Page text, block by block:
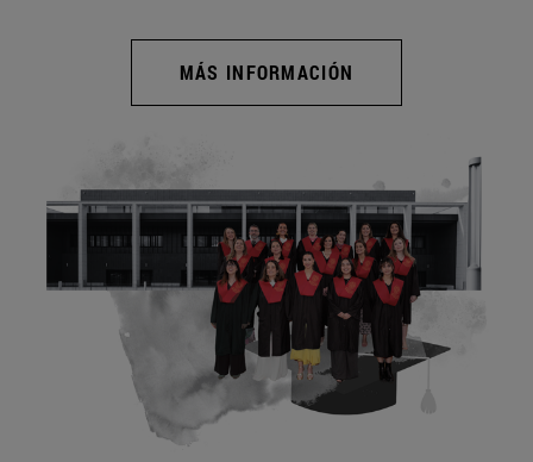
MÁS INFORMACIÓN